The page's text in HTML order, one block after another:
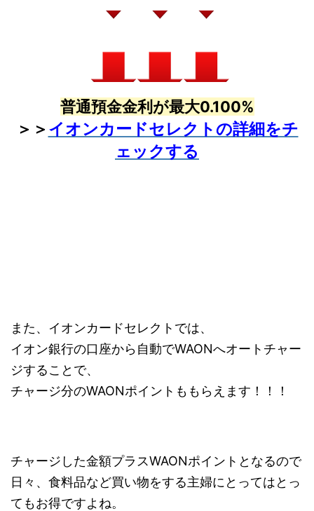
普通預金金利が最大0.100%
＞＞ イオンカードセレクトの詳細をチ
ェックする
また、イオンカードセレクトでは、
イオン銀行の口座から自動でWAONへオートチャー
ジすることで、
チャージ分のWAONポイントももらえます！！！
チャージした金額プラスWAONポイントとなるので
日々、食料品など買い物をする主婦にとってはとっ
てもお得ですよね。